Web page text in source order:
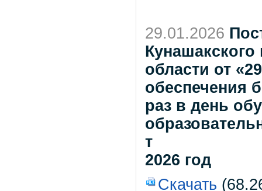
29.01.2026
области от
обеспечения
раз в день
т
2026 год
Скачать